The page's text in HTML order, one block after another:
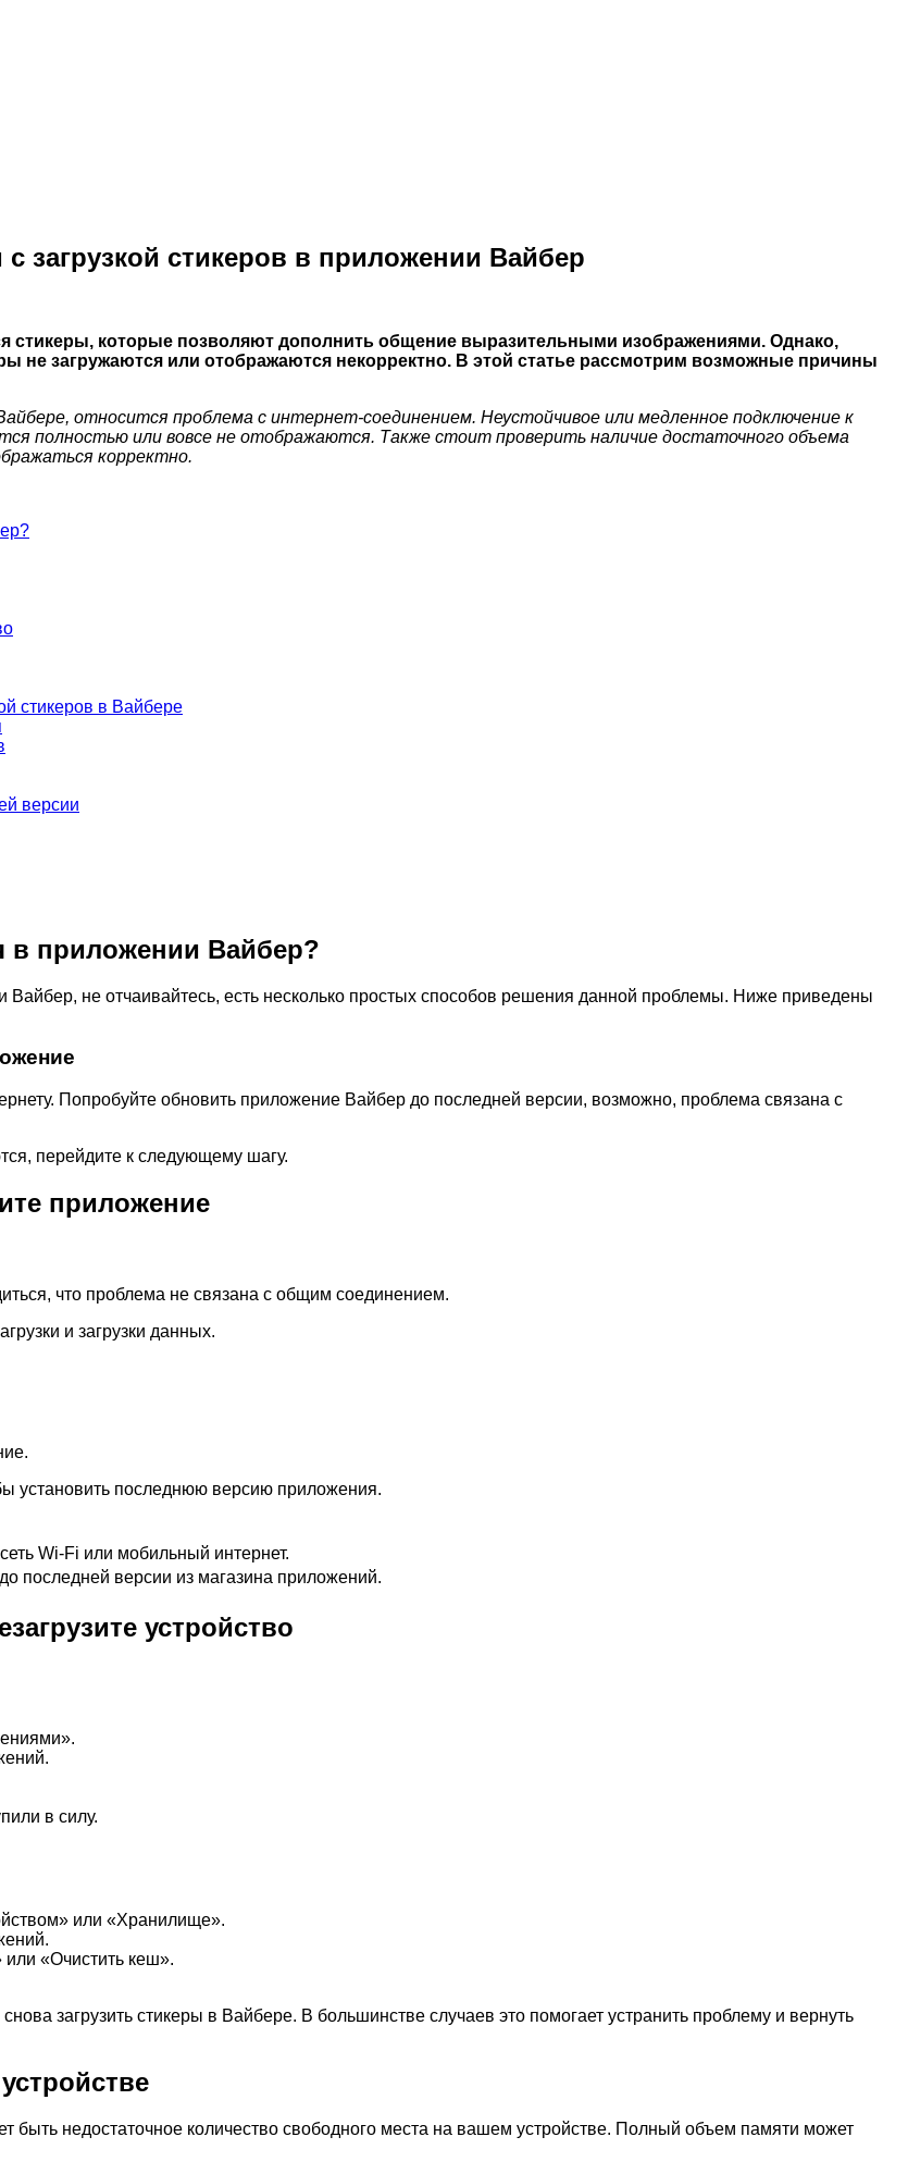
загрузкой стикеров в приложении Вайбер
которые позволяют дополнить общение выразительными изображениями. Однако,
не загружаются или отображаются некорректно. В этой статье рассмотрим возможные причины
относится проблема с интернет-соединением. Неустойчивое или медленное подключение к
полностью или вовсе не отображаются. Также стоит проверить наличие достаточного объема
корректно.
стикеров в Вайбере
версии
в приложении Вайбер?
Вайбер, не отчаивайтесь, есть несколько простых способов решения данной проблемы. Ниже приведены
Попробуйте обновить приложение Вайбер до последней версии, возможно, проблема связана с
перейдите к следующему шагу.
приложение
что проблема не связана с общим соединением.
и загрузки данных.
установить последнюю версию приложения.
Wi-Fi или мобильный интернет.
последней версии из магазина приложений.
устройство
в силу.
или «Хранилище».
«Очистить кеш».
загрузить стикеры в Вайбере. В большинстве случаев это помогает устранить проблему и вернуть
быть недостаточное количество свободного места на вашем устройстве. Полный объем памяти может